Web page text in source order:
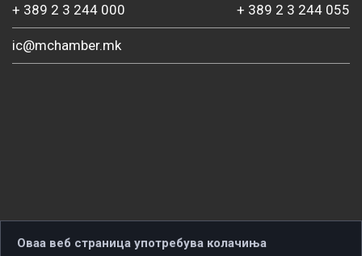
+ 389 2 3 244 000 + 389 2 3 244 055
ic@mchamber.mk
Оваа веб страница употребува колачиња